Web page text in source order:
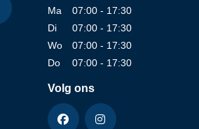
Ma
07:00 - 17:30
Di
07:00 - 17:30
Wo
07:00 - 17:30
Do
07:00 - 17:30
Volg ons